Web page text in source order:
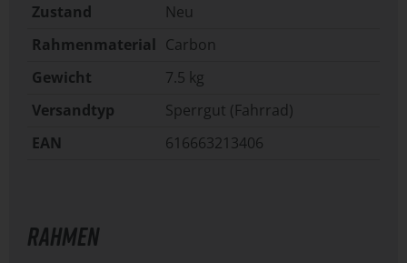
Zustand
Neu
Rahmenmaterial Carbon
Gewicht
7.5 kg
Versandtyp
Sperrgut (Fahrrad)
EAN
616663213406
RAHMEN